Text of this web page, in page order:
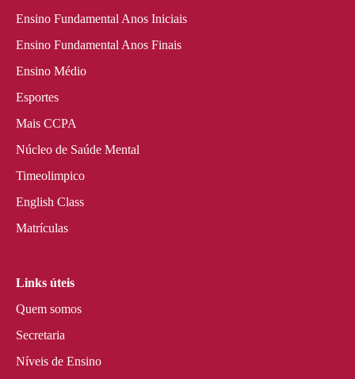
Ensino Fundamental Anos Iniciais
Ensino Fundamental Anos Finais
Ensino Médio
Esportes
Mais CCPA
Núcleo de Saúde Mental
Timeolimpico
English Class
Matrículas
Links úteis
Quem somos
Secretaria
Níveis de Ensino